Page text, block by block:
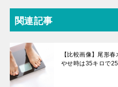
関連記事
【比較画像】尾形
やせ時は35キロで